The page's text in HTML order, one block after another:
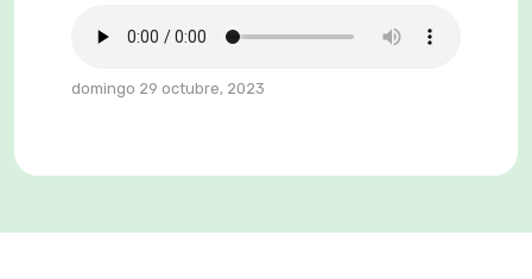
domingo 29 octubre, 2023